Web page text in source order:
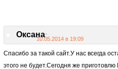
Оксана:
10.05.2014 в 19:09
Спасибо за такой сайт.У нас всегда
этого не будет.Сегодня же